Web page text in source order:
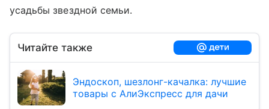
усадьбы звездной семьи.
Читайте также
Эндоскоп, шезлонг-качалка: лучшие
товары с АлиЭкспресс для дачи